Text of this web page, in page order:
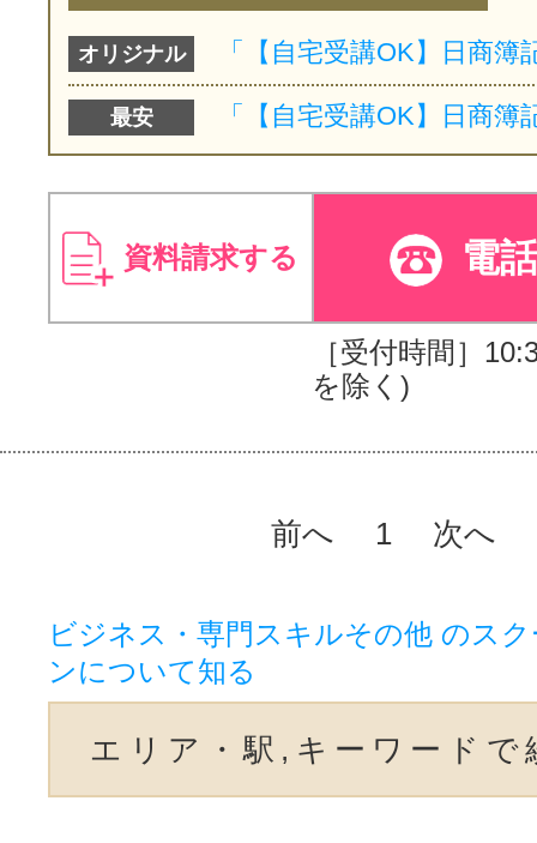
オリジナル
最安
資料請求する 電
［受付時間］
を除く)
前へ 1 次へ
ビジネス・専門スキルその他 のス
ンについて知る
エリア・駅,キーワードで